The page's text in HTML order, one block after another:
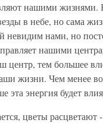
нашими жизнями.
в небе, но сама
невидим нами, но
нашими
центр, тем большее
жизни. Чем менее
эта энергия будет
цветы расцветают